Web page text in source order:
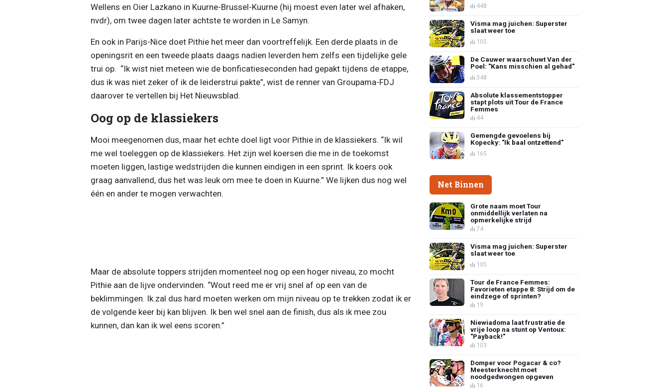
Wellens en Oier Lazkano in Kuurne-Brussel-Kuurne (hij moest even later wel afhaken,
nvdr), om twee dagen later achtste te worden in Le Samyn.
En ook in Parijs-Nice doet Pithie het meer dan voortreffelijk. Een derde plaats in de
openingsrit en een tweede plaats daags nadien leverden hem zelfs een tijdelijke gele
trui op. “Ik wist niet meteen wie de bonficatieseconden had gepakt tijdens de etappe,
dus ik was niet zeker of ik de leiderstrui pakte”, wist de renner van Groupama-FDJ
daarover te vertellen bij Het Nieuwsblad.
Oog op de klassiekers
Mooi meegenomen dus, maar het echte doel ligt voor Pithie in de klassiekers. “Ik wil
me wel toeleggen op de klassiekers. Het zijn wel koersen die me in de toekomst
moeten liggen, lastige wedstrijden die kunnen eindigen in een sprint. Ik koers ook
graag aanvallend, dus het was leuk om mee te doen in Kuurne.” We lijken dus nog wel
één en ander te mogen verwachten.
Maar de absolute toppers strijden momenteel nog op een hoger niveau, zo mocht
Pithie aan de lijve ondervinden. “Wout reed me er vrij snel af op een van de
beklimmingen. Ik zal dus hard moeten werken om mijn niveau op te trekken zodat ik er
de volgende keer bij kan blijven. Ik ben wel snel aan de finish, dus als ik mee zou
kunnen, dan kan ik wel eens scoren.”
448
Visma mag juichen: Superster
slaat weer toe
105
De Cauwer waarschuwt Van der
Poel: "Kans misschien al gehad"
348
Absolute klassementstopper
stapt plots uit Tour de France
Femmes
44
Gemengde gevoelens bij
Kopecky: "Ik baal ontzettend"
165
Net Binnen
Grote naam moet Tour
onmiddellijk verlaten na
opmerkelijke strijd
74
Visma mag juichen: Superster
slaat weer toe
105
Tour de France Femmes:
Favorieten etappe 8: Strijd om de
eindzege of sprinten?
19
Niewiadoma laat frustratie de
vrije loop na stunt op Ventoux:
"Payback!"
103
Domper voor Pogacar & co?
Meesterknecht moet
noodgedwongen opgeven
16